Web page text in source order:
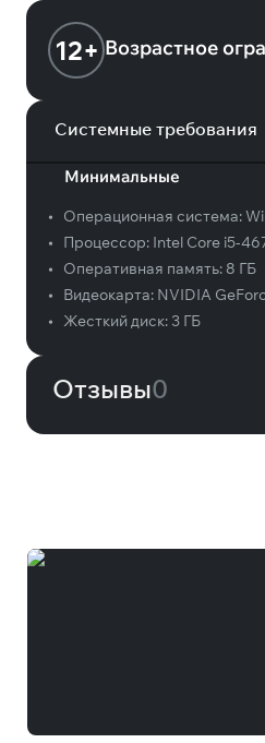
12+ Возрастное
Системные требования
Минимальные
• Операционная система:
•
Процессор: Intel Core i5-
•
Оперативная память: 8 ГБ
•
Видеокарта: NVIDIA
•
Жесткий диск: 3 ГБ
Отзывы0